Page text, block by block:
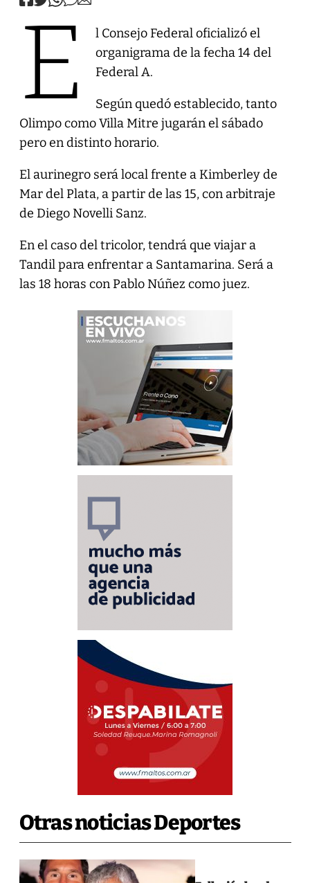
E
l Consejo Federal oficializó el
organigrama de la fecha 14 del
Federal A.
Según quedó establecido, tanto
Olimpo como Villa Mitre jugarán el sábado
pero en distinto horario.
El aurinegro será local frente a Kimberley de
Mar del Plata, a partir de las 15, con arbitraje
de Diego Novelli Sanz.
En el caso del tricolor, tendrá que viajar a
Tandil para enfrentar a Santamarina. Será a
las 18 horas con Pablo Núñez como juez.
Otras noticias Deportes